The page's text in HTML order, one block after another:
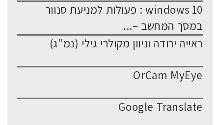
windows 10 : פעולות למניעת סנוור
במסך המחשב –...
ראייה ירודה וניוון מקולרי גילי (נמ"ג)
OrCam MyEye
Google Translate